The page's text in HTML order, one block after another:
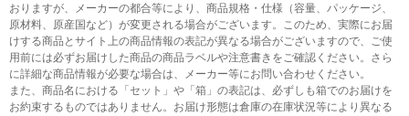
おりますが、メーカーの都合等により、商品規格・仕様（容量、パッケージ、
原材料、原産国など）が変更される場合がございます。このため、実際にお届
けする商品とサイト上の商品情報の表記が異なる場合がございますので、ご使
用前には必ずお届けした商品の商品ラベルや注意書きをご確認ください。さら
に詳細な商品情報が必要な場合は、メーカー等にお問い合わせください。
また、商品名における「セット」や「箱」の表記は、必ずしも箱でのお届けを
お約束するものではありません。お届け形態は倉庫の在庫状況等により異なる